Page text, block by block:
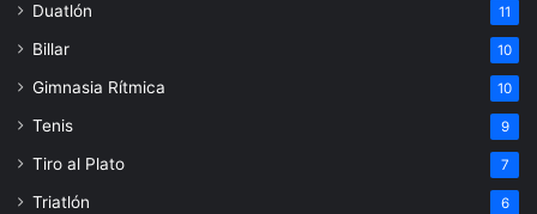
Duatlón 11
Billar 10
Gimnasia Rítmica 10
Tenis 9
Tiro al Plato 7
Triatlón 6